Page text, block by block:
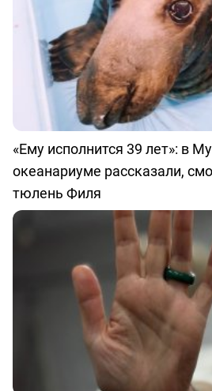
«Ему исполнится 39 лет»: в
океанариуме рассказали,
тюлень Филя